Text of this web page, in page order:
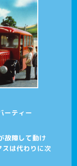
ーティー
故障して動け
スは代わりに次